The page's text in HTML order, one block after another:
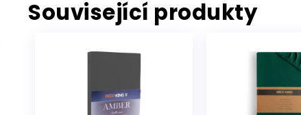
Související produkty